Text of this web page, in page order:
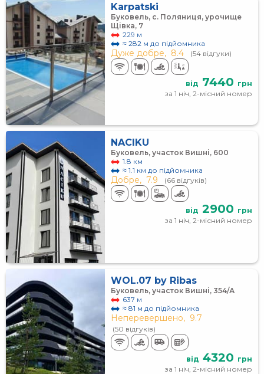
Karpatski
Буковель, с. Поляниця, урочище
Щівка, 7
229 м
≈ 282 м до підйомника
Дуже добре, 8.4 (54 відгуки)
від 7440 грн
за 1 ніч, 2-місний номер
NACIKU
Буковель, участок Вишні, 600
1.8 км
≈ 1.1 км до підйомника
Добре, 7.9 (66 відгуків)
від 2900 грн
за 1 ніч, 2-місний номер
WOL.07 by Ribas
Буковель, участок Вишні, 354/А
637 м
≈ 81 м до підйомника
Неперевершено, 9.7
(50 відгуків)
від 4320 грн
за 1 ніч, 2-місний номер